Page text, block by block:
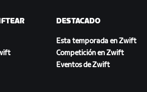
DESTACADO
Esta temporada en Zwift
Competición en Zwift
Eventos de Zwift